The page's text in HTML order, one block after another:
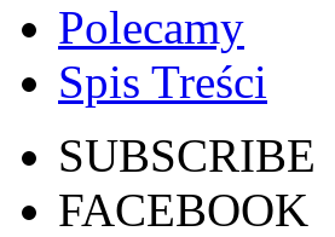
Polecamy
Spis Treści
SUBSCRIBE
FACEBOOK